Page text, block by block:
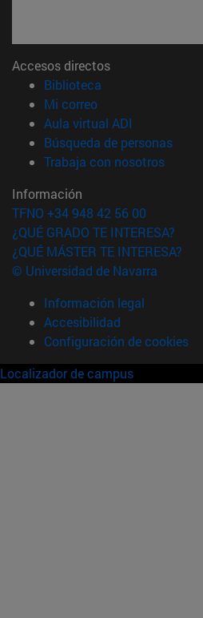
Accesos directos
Biblioteca
Mi correo(abre en nueva
Aula virtual ADI
Búsqueda de personas
Trabaja con nosotros(abre
Información
TFNO +34 948 42 56 00
¿QUÉ GRADO TE INTERESA?
¿QUÉ MÁSTER TE INTERESA?
© Universidad de Navarra
Información legal
Accesibilidad
Configuración de cookies
Localizador de campus